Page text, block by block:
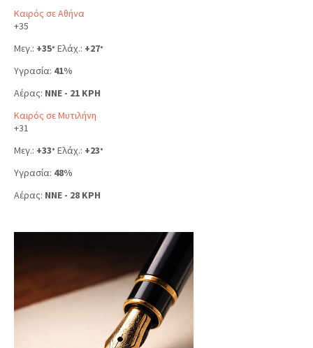
Καιρός σε Αθήνα
+35
Μεγ.: +35° Ελάχ.: +27°
Υγρασία: 41%
Αέρας: NNE - 21 KPH
Καιρός σε Μυτιλήνη
+31
Μεγ.: +33° Ελάχ.: +23°
Υγρασία: 48%
Αέρας: NNE - 28 KPH